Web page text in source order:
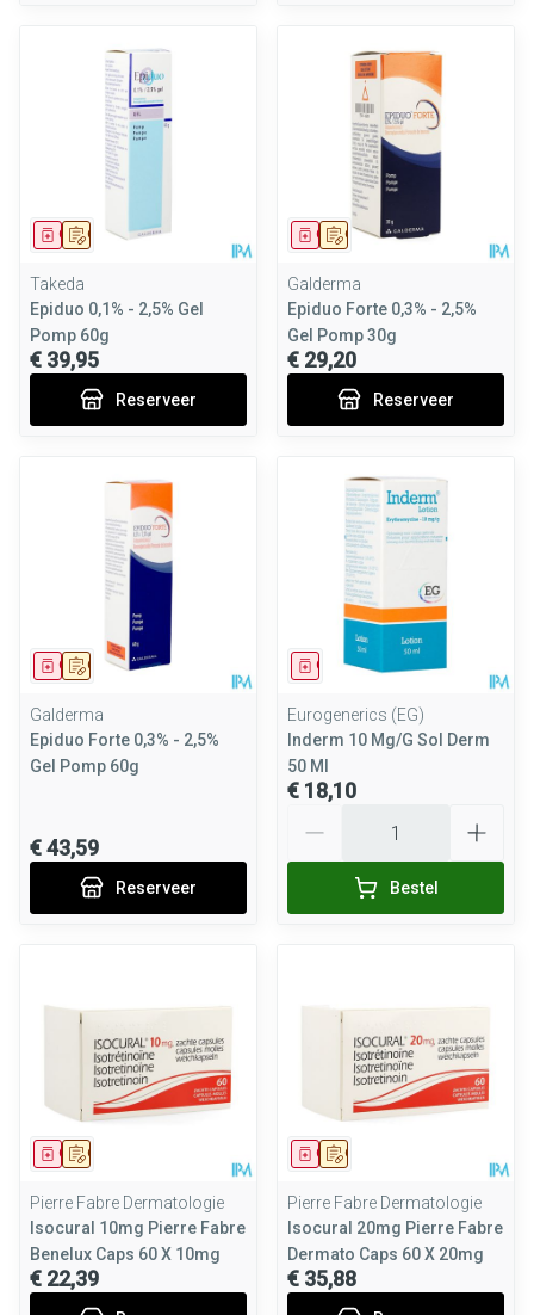
Op voorschrift
Geneesmiddel
Takeda
Epiduo 0,1% - 2,5% Gel
Pomp 60g
€ 39,95
Reserveer
Op voorschrift
Geneesmiddel
Galderma
Epiduo Forte 0,3% - 2,5%
Gel Pomp 30g
€ 29,20
Reserveer
Op voorschrift
Geneesmiddel
Galderma
Epiduo Forte 0,3% - 2,5%
Gel Pomp 60g
€ 43,59
Reserveer
Geneesmiddel
Eurogenerics (EG)
Inderm 10 Mg/G Sol Derm
50 Ml
€ 18,10
Bestel
Op voorschrift
Geneesmiddel
Pierre Fabre Dermatologie
Isocural 10mg Pierre Fabre
Benelux Caps 60 X 10mg
€ 22,39
Op voorschrift
Geneesmiddel
Pierre Fabre Dermatologie
Isocural 20mg Pierre Fabre
Dermato Caps 60 X 20mg
€ 35,88